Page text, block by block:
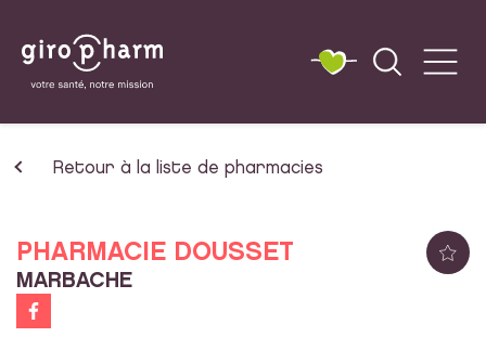
Retour à la liste de pharmacies
PHARMACIE DOUSSET
MARBACHE